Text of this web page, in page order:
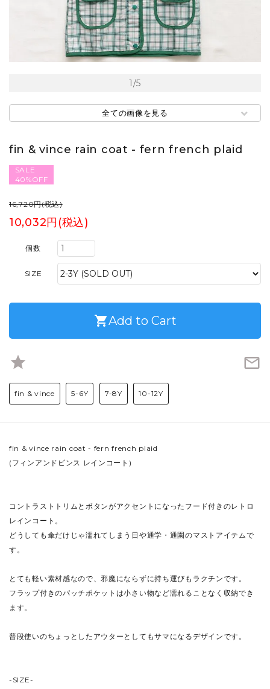
1/5
全ての画像を見る
fin & vince rain coat - fern french plaid
SALE
40%OFF
16,720円(税込)
10,032円(税込)
個数
SIZE
shopping_cartAdd to Cart
star mail_outline
fin & vince 5-6Y 7-8Y 10-12Y
fin & vince rain coat - fern french plaid
(フィンアンドビンス レインコート)
コントラストトリムとボタンがアクセントになったフード付きのレトロ
レインコート。
どうしても傘だけじゃ濡れてしまう日や通学・通園のマストアイテムで
す。
とても軽い素材感なので、邪魔にならずに持ち運びもラクチンです。
フラップ付きのパッチポケットは小さい物など濡れることなく収納でき
ます。
普段使いのちょっとしたアウターとしてもサマになるデザインです。
-SIZE-